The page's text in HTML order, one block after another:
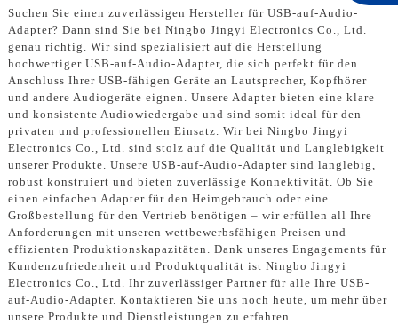
Suchen Sie einen zuverlässigen Hersteller für USB-auf-Audio-
Adapter? Dann sind Sie bei Ningbo Jingyi Electronics Co., Ltd.
genau richtig. Wir sind spezialisiert auf die Herstellung
hochwertiger USB-auf-Audio-Adapter, die sich perfekt für den
Anschluss Ihrer USB-fähigen Geräte an Lautsprecher, Kopfhörer
und andere Audiogeräte eignen. Unsere Adapter bieten eine klare
und konsistente Audiowiedergabe und sind somit ideal für den
privaten und professionellen Einsatz. Wir bei Ningbo Jingyi
Electronics Co., Ltd. sind stolz auf die Qualität und Langlebigkeit
unserer Produkte. Unsere USB-auf-Audio-Adapter sind langlebig,
robust konstruiert und bieten zuverlässige Konnektivität. Ob Sie
einen einfachen Adapter für den Heimgebrauch oder eine
Großbestellung für den Vertrieb benötigen – wir erfüllen all Ihre
Anforderungen mit unseren wettbewerbsfähigen Preisen und
effizienten Produktionskapazitäten. Dank unseres Engagements für
Kundenzufriedenheit und Produktqualität ist Ningbo Jingyi
Electronics Co., Ltd. Ihr zuverlässiger Partner für alle Ihre USB-
auf-Audio-Adapter. Kontaktieren Sie uns noch heute, um mehr über
unsere Produkte und Dienstleistungen zu erfahren.